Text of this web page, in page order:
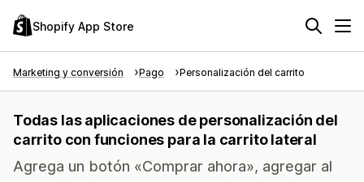
Shopify App Store
Marketing y conversión Pago Personalización del carrito
Todas las aplicaciones de personalización del
carrito con funciones para la carrito lateral
Agrega un botón «Comprar ahora», agregar al